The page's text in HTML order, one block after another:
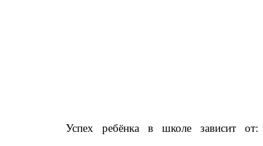
Успех ребёнка в школе зависит от: